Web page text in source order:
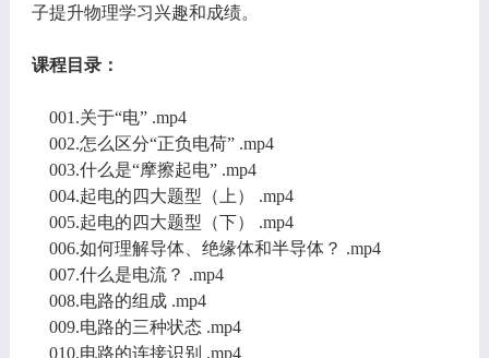
子提升物理学习兴趣和成绩。
课程目录：
001.关于“电” .mp4
002.怎么区分“正负电荷” .mp4
003.什么是“摩擦起电” .mp4
004.起电的四大题型（上） .mp4
005.起电的四大题型（下） .mp4
006.如何理解导体、绝缘体和半导体？ .mp4
007.什么是电流？ .mp4
008.电路的组成 .mp4
009.电路的三种状态 .mp4
010.电路的连接识别 .mp4